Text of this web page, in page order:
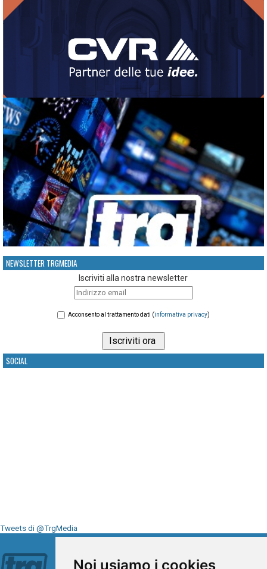
Noi usiamo i cookies
NEWSLETTER TRGMEDIA
Iscriviti alla nostra newsletter
Acconsento al trattamento dati (informativa privacy)
SOCIAL
Tweets di @TrgMedia